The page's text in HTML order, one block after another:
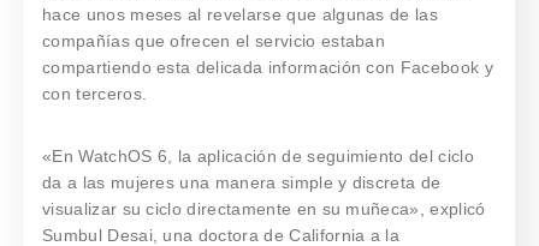
hace unos meses al revelarse que algunas de las
compañías que ofrecen el servicio estaban
compartiendo esta delicada información con Facebook y
con terceros.
«En WatchOS 6, la aplicación de seguimiento del ciclo
da a las mujeres una manera simple y discreta de
visualizar su ciclo directamente en su muñeca», explicó
Sumbul Desai, una doctora de California a la